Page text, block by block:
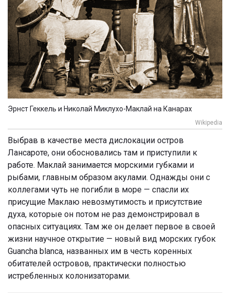
Эрнст Геккель и Николай Миклухо-Маклай на Канарах
Wikipedia
Выбрав в качестве места дислокации остров
Лансароте, они обосновались там и приступили к
работе. Маклай занимается морскими губками и
рыбами, главным образом акулами. Однажды они с
коллегами чуть не погибли в море — спасли их
присущие Маклаю невозмутимость и присутствие
духа, которые он потом не раз демонстрировал в
опасных ситуациях. Там же он делает первое в своей
жизни научное открытие — новый вид морских губок
Guancha blanca, названных им в честь коренных
обитателей островов, практически полностью
истребленных колонизаторами.